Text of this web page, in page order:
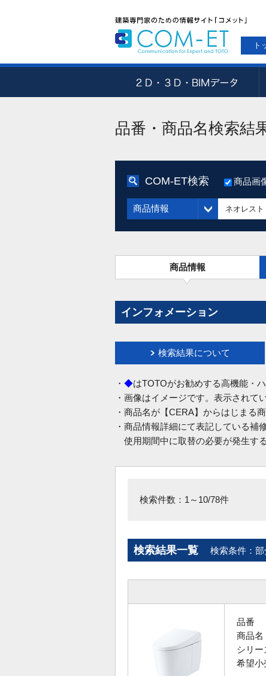
ト
品番・商品名検索結
COM-ET検索 商品画
商品情報
商品情報
インフォメーション
検索結果について
・ ◆はTOTOがお勧めする高機能・
・画像はイメージです。表示されて
・商品名が【CERA】からはじまる
・商品情報詳細にて表記している補
使用期間中に取替の必要が発生す
検索件数：1～10/78件
検索結果一覧 検索条件：
品番
商品名
シリー
希望小